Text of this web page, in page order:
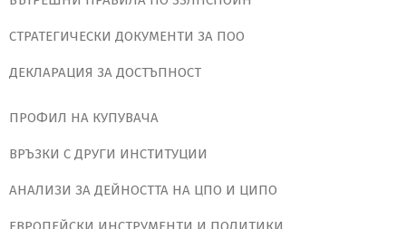
СТРАТЕГИЧЕСКИ ДОКУМЕНТИ ЗА ПОО
ДЕКЛАРАЦИЯ ЗА ДОСТЪПНОСТ
ПРОФИЛ НА КУПУВАЧА
ВРЪЗКИ С ДРУГИ ИНСТИТУЦИИ
АНАЛИЗИ ЗА ДЕЙНОСТТА НА ЦПО И ЦИПО